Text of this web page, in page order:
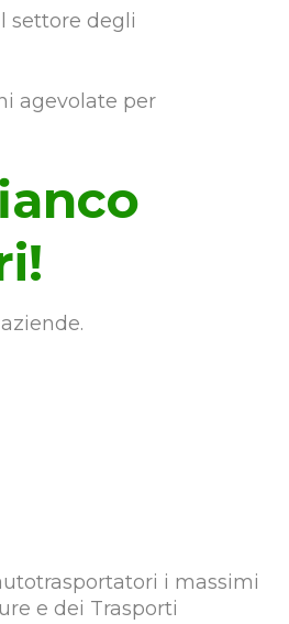
settore degli
agevolate per
i massimi
e dei Trasporti